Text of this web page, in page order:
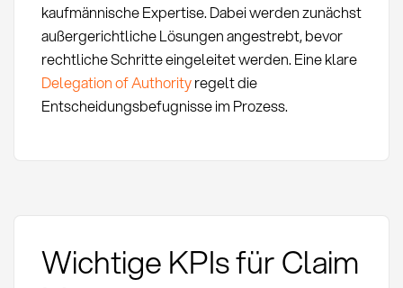
kaufmännische Expertise. Dabei werden zunächst
außergerichtliche Lösungen angestrebt, bevor
rechtliche Schritte eingeleitet werden. Eine klare
Delegation of Authorityregelt die
Entscheidungsbefugnisse im Prozess.
Wichtige KPIs für Claim